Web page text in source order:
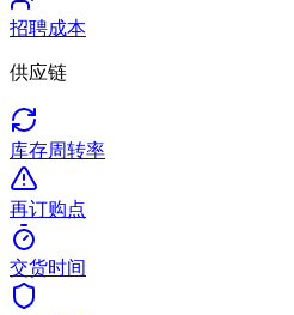
招聘成本
供应链
库存周转率
再订购点
交货时间